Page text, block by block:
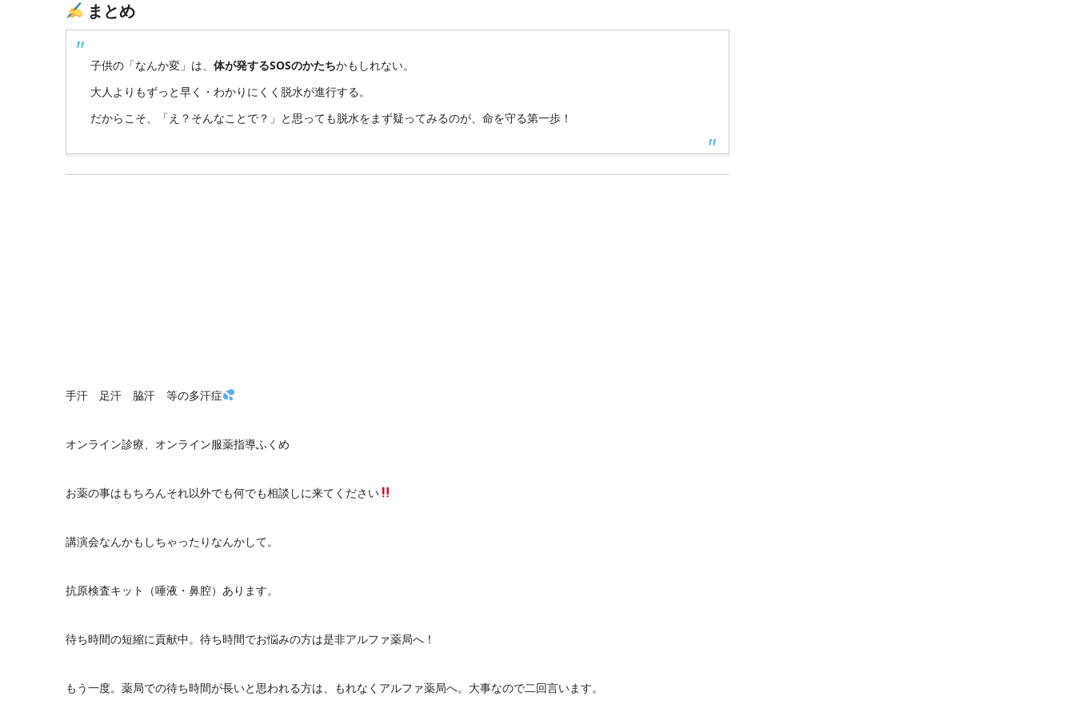
まとめ
子供の「なんか変」は、 体が発するSOSのかたちかもしれない。
大人よりもずっと早く・わかりにくく脱水が進行する。
だからこそ、「え？そんなことで？」と思っても脱水をまず疑ってみるのが、命を守る第一歩！
手汗 足汗 脇汗 等の多汗症
オンライン診療、オンライン服薬指導ふくめ
お薬の事はもちろんそれ以外でも何でも相談しに来てください
講演会なんかもしちゃったりなんかして。
抗原検査キット（唾液・鼻腔）あります。
待ち時間の短縮に貢献中。待ち時間でお悩みの方は是非アルファ薬局へ！
もう一度。薬局での待ち時間が長いと思われる方は、もれなくアルファ薬局へ。大事なので二回言います。